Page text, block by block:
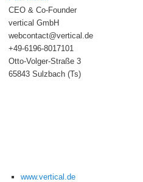
CEO & Co-Founder
vertical GmbH
webcontact@vertical.de
+49-6196-8017101
Otto-Volger-Straße 3
65843 Sulzbach (Ts)
www.vertical.de